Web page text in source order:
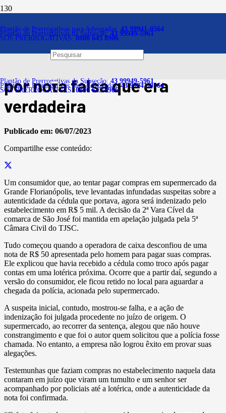
Plantão de Prerrogativas para Advogadas: 43 99941-0564
Plantão de Prerrogativas da Subseção:43 99949-5961
SOS PRERROGATIVAS:0800 643 8906
Plantão de Prerrogativas da Subseção:43 99949-5961
Plantão de Prerrogativas para Advogadas:43 99941-0564
SOS PRERROGATIVAS:0800 643 8906
Dano moral para consumidor
constrangido em comércio
por nota falsa que era
verdadeira
Publicado em: 06/07/2023
Compartilhe esse conteúdo:
Um consumidor que, ao tentar pagar compras em supermercado da
Grande Florianópolis, teve levantadas infundadas suspeitas sobre a
autenticidade da cédula que portava, agora será indenizado pelo
estabelecimento em R$ 5 mil. A decisão da 2ª Vara Cível da
comarca de São José foi mantida em apelação julgada pela 5ª
Câmara Civil do TJSC.
Tudo começou quando a operadora de caixa desconfiou de uma
nota de R$ 50 apresentada pelo homem para pagar suas compras.
Ele explicou que havia recebido a cédula como troco após pagar
contas em uma lotérica próxima. Ocorre que a partir daí, segundo a
versão do consumidor, ele ficou retido no local para aguardar a
chegada da polícia, acionada pelo supermercado.
A suspeita inicial, contudo, mostrou-se falha, e a ação de
indenização foi julgada procedente no juízo de origem. O
supermercado, ao recorrer da sentença, alegou que não houve
constrangimento e que foi o autor quem solicitou que a polícia fosse
chamada. No entanto, a empresa não logrou êxito em provar suas
alegações.
Testemunhas que faziam compras no estabelecimento naquela data
contaram em juízo que viram um tumulto e um senhor ser
acompanhado por policiais até a lotérica, onde a autenticidade da
nota foi confirmada.